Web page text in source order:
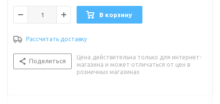
В корзину
Рассчитать доставку
Поделиться
Цена действительна только для интернет-
магазина и может отличаться от цен в
розничных магазинах